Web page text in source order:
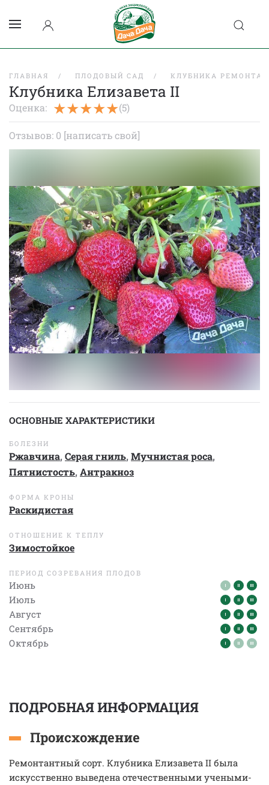
ГЛАВНАЯ ПЛОДОВЫЙ САД КЛУБНИКА
Клубника Елизавета II
Оценка: (5)
Отзывов: 0 [написать свой]
ОСНОВНЫЕ ХАРАКТЕРИСТИКИ
БОЛЕЗНИ
Ржавчина, Серая гниль, Мучнистая роса,
Пятнистость, Антракноз
ФОРМА КРОНЫ
Раскидистая
ОТНОШЕНИЕ К ТЕПЛУ
Зимостойкое
ПЕРИОД СОЗРЕВАНИЯ ПЛОДОВ
Июнь
Июль
Август
Сентябрь
Октябрь
ПОДРОБНАЯ ИНФОРМАЦИЯ
Происхождение
Ремонтантный сорт. Клубника Елизавета II была
искусственно выведена отечественными учеными-